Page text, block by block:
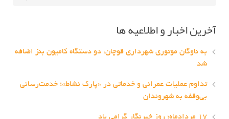
آخرین اخبار و اطلاعیه ها
به ناوگان موتوری شهرداری قوچان، دو دستگاه کامیون بنز اضافه
شد
تداوم عملیات عمرانی و خدماتی در «پارک نشاط»؛ خدمت‌رسانی
بی‌وقفه به شهروندان
۱۷ مردادماه؛ روز خبرنگار گرامی باد